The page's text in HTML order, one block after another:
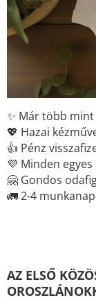
✨ Már több
💖 Hazai
👍 Pénz
💜 Minden
🤗 Gondos
🚛 2-4
AZ ELSŐ